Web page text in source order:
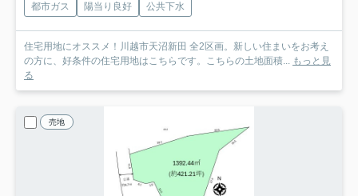
都市ガス 陽当り良好 公共下水
住宅用地にオススメ！川越市天沼新田 全2区画。新しい住まいをお考え
の方に、好条件の住宅用地はこちらです。こちらの土地面積... もっと見
る
売地